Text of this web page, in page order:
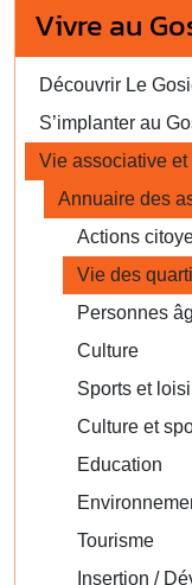
Vivre au
Découvrir Le
S’implanter au
Vie associative
Annuaire des
Actions
Vie des
Personnes
Culture
Sports et
Culture et
Education
Tourisme
Insertion /